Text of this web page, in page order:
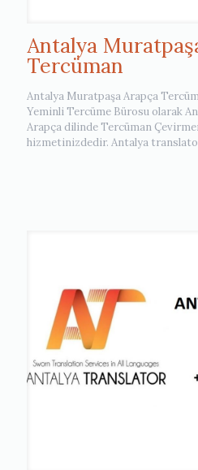
Antalya
Tercüman
Antalya Muratpaşa Arapça
Yeminli Tercüme Bürosu olarak
Arapça dilinde Tercüman
hizmetinizdedir. Antalya